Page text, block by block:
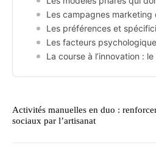
Les campagnes
Les préférences et
Les facteurs
La course à l’innovation :
Activités manuelles en duo :
sociaux par l’artisanat